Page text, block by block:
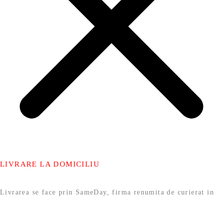
LIVRARE LA DOMICILIU
Livrarea se face prin SameDay, firma renumita de curierat in